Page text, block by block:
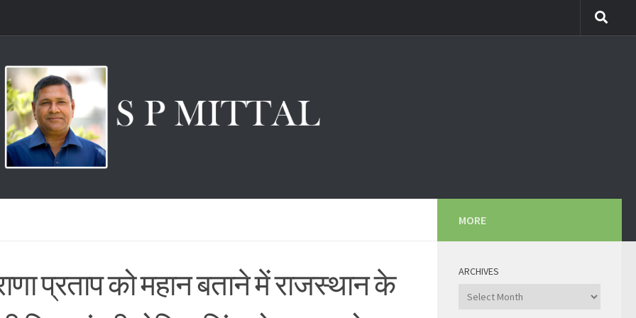
प्रताप को महान बताने में राजस्थान के
MORE
ARCHIVES
Archives